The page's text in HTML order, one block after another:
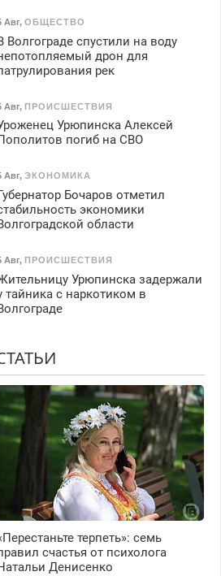
Авг, ОБЩЕСТВО
Волгограде спустили на воду
дрон для
рек
Авг, ПРОИСШЕСТВИЯ
Урюпинска Алексей
погиб на СВО
Авг, ЭКОНОМИКА
Бочаров отметил
экономики
области
Авг, ПРОИСШЕСТВИЯ
Урюпинска задержали
тайника с наркотиком в
терпеть»: семь
счастья от психолога
Денисенко